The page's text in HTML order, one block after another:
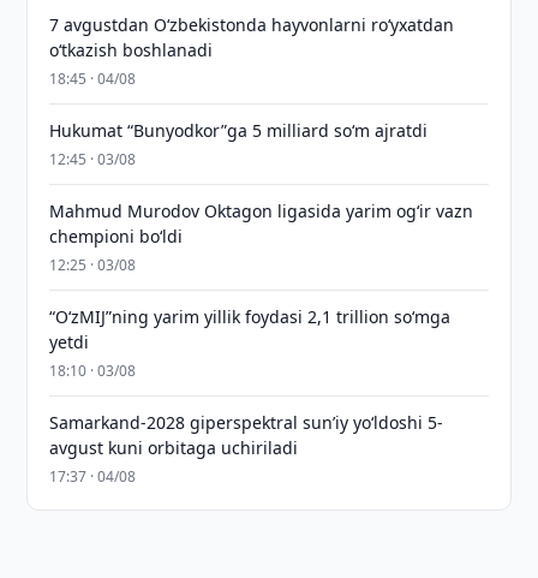
7 avgustdan O‘zbekistonda hayvonlarni ro‘yxatdan
o‘tkazish boshlanadi
18:45 · 04/08
Hukumat “Bunyodkor”ga 5 milliard so‘m ajratdi
12:45 · 03/08
Mahmud Murodov Oktagon ligasida yarim og‘ir vazn
chempioni bo‘ldi
12:25 · 03/08
“O‘zMIJ”ning yarim yillik foydasi 2,1 trillion so‘mga
yetdi
18:10 · 03/08
Samarkand-2028 giperspektral sun’iy yo‘ldoshi 5-
avgust kuni orbitaga uchiriladi
17:37 · 04/08